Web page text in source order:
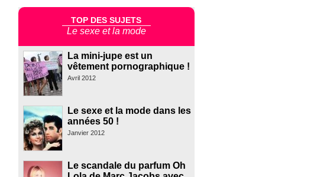
TOP DES SUJETS
Le sexe et la mode
La mini-jupe est un
vêtement pornographique !
Avril 2012
Le sexe et la mode dans les
années 50 !
Janvier 2012
Le scandale du parfum Oh